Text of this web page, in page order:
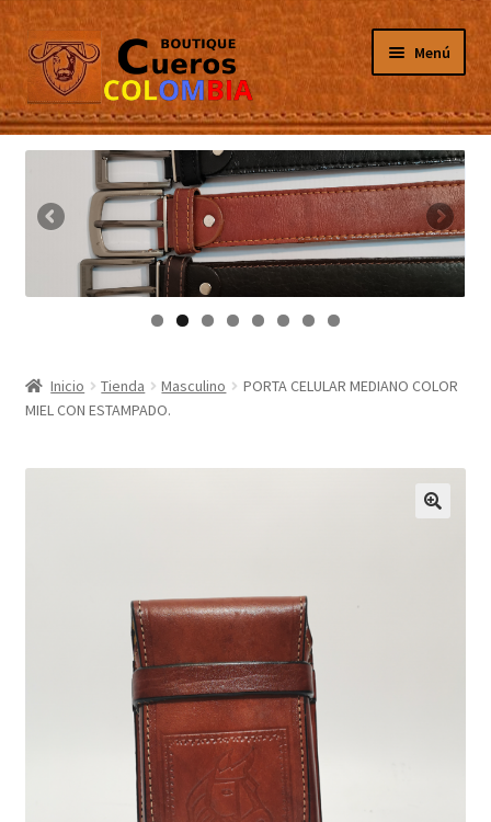
Ir
a
la
navegación
Ir
al
contenido
Menú
Inicio
Masculino
Femenino
Inicio Tienda Masculino
PORTA CELULAR MEDIANO COLOR
MIEL CON ESTAMPADO.